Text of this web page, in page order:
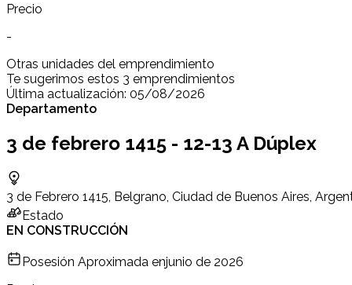
Precio
-
Otras unidades del emprendimiento
Te sugerimos estos 3 emprendimientos
Última actualización: 05/08/2026
Departamento
3 de febrero 1415 - 12-13 A Dúplex
3 de Febrero 1415, Belgrano, Ciudad de Buenos Aires,
Estado
EN CONSTRUCCIÓN
Posesión Aproximada enjunio de 2026